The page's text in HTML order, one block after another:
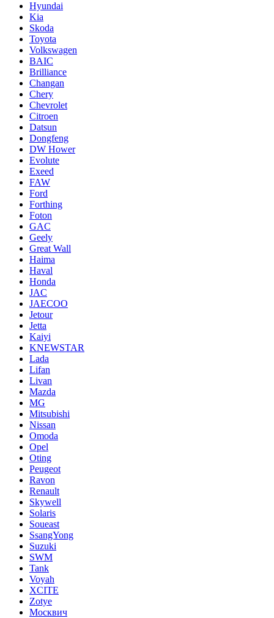
Hyundai
Kia
Skoda
Toyota
Volkswagen
BAIC
Brilliance
Changan
Chery
Chevrolet
Citroen
Datsun
Dongfeng
DW Hower
Evolute
Exeed
FAW
Ford
Forthing
Foton
GAC
Geely
Great Wall
Haima
Haval
Honda
JAC
JAECOO
Jetour
Jetta
Kaiyi
KNEWSTAR
Lada
Lifan
Livan
Mazda
MG
Mitsubishi
Nissan
Omoda
Opel
Oting
Peugeot
Ravon
Renault
Skywell
Solaris
Soueast
SsangYong
Suzuki
SWM
Tank
Voyah
XCITE
Zotye
Москвич